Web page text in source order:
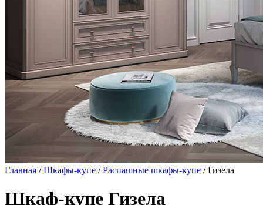
Главная /Шкафы-купе /Распашные шкафы-купе / Гизела
Шкаф-купе Гизела